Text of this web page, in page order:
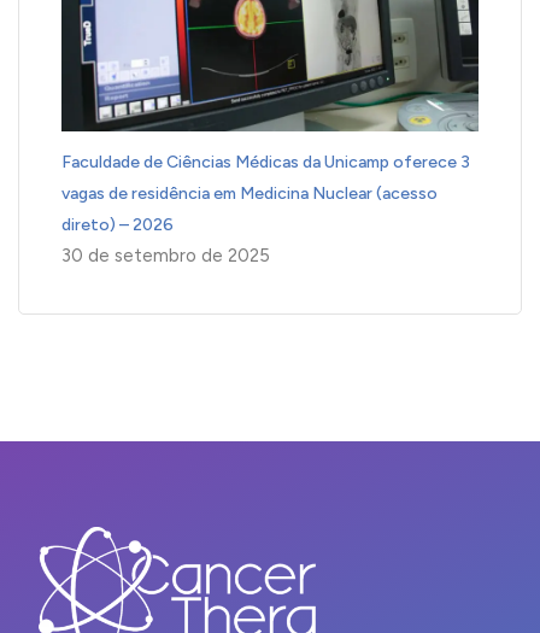
Faculdade de Ciências Médicas da Unicamp oferece 3
vagas de residência em Medicina Nuclear (acesso
direto) – 2026
30 de setembro de 2025